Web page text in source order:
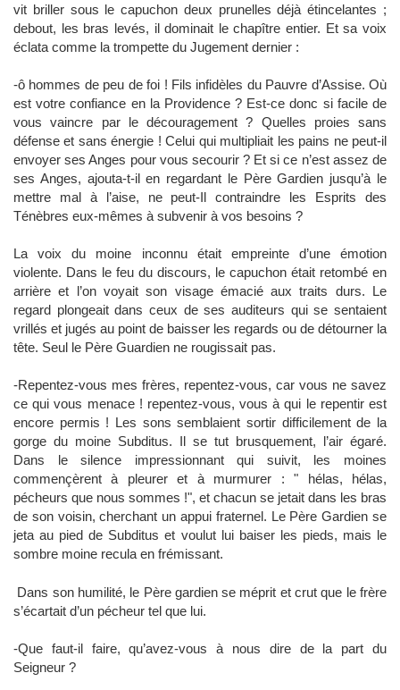
vit briller sous le capuchon deux prunelles déjà étincelantes ;
debout, les bras levés, il dominait le chapître entier. Et sa voix
éclata comme la trompette du Jugement dernier :
-ô hommes de peu de foi ! Fils infidèles du Pauvre d’Assise. Où
est votre confiance en la Providence ? Est-ce donc si facile de
vous vaincre par le découragement ? Quelles proies sans
défense et sans énergie ! Celui qui multipliait les pains ne peut-il
envoyer ses Anges pour vous secourir ? Et si ce n’est assez de
ses Anges, ajouta-t-il en regardant le Père Gardien jusqu’à le
mettre mal à l’aise, ne peut-Il contraindre les Esprits des
Ténèbres eux-mêmes à subvenir à vos besoins ?
La voix du moine inconnu était empreinte d’une émotion
violente. Dans le feu du discours, le capuchon était retombé en
arrière et l’on voyait son visage émacié aux traits durs. Le
regard plongeait dans ceux de ses auditeurs qui se sentaient
vrillés et jugés au point de baisser les regards ou de détourner la
tête. Seul le Père Guardien ne rougissait pas.
-Repentez-vous mes frères, repentez-vous, car vous ne savez
ce qui vous menace ! repentez-vous, vous à qui le repentir est
encore permis ! Les sons semblaient sortir difficilement de la
gorge du moine Subditus. Il se tut brusquement, l’air égaré.
Dans le silence impressionnant qui suivit, les moines
commençèrent à pleurer et à murmurer : " hélas, hélas,
pécheurs que nous sommes !", et chacun se jetait dans les bras
de son voisin, cherchant un appui fraternel. Le Père Gardien se
jeta au pied de Subditus et voulut lui baiser les pieds, mais le
sombre moine recula en frémissant.
Dans son humilité, le Père gardien se méprit et crut que le frère
s’écartait d’un pécheur tel que lui.
-Que faut-il faire, qu’avez-vous à nous dire de la part du
Seigneur ?